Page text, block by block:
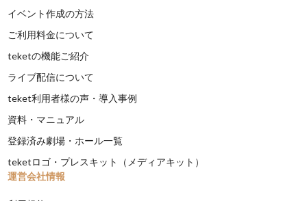
イベント作成の方法
ご利用料金について
teketの機能ご紹介
ライブ配信について
teket利用者様の声・導入事例
資料・マニュアル
登録済み劇場・ホール一覧
teketロゴ・プレスキット（メディアキット）
運営会社情報